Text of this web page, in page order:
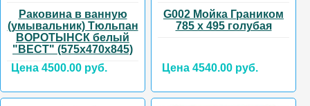
Раковина в ванную
(умывальник) Тюльпан
ВОРОТЫНСК белый
"ВЕСТ" (575х470х845)
Цена 4500.00 руб.
G002 Мойка Граником
785 х 495 голубая
Цена 4540.00 руб.